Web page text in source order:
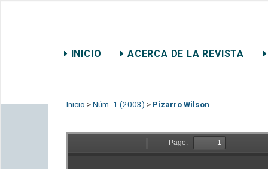
INICIO ACERCA DE LA REVISTA
Inicio > Núm. 1 (2003) > Pizarro Wilson